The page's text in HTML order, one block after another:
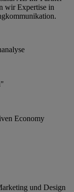
wir Expertise in
Economy
und Design